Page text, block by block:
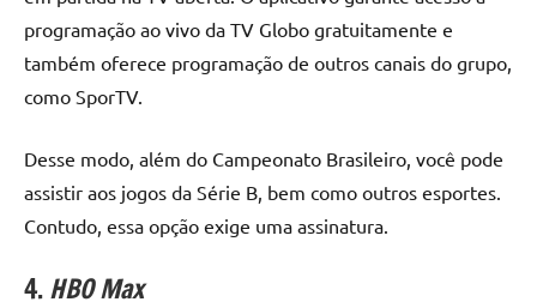
programação ao vivo da TV Globo gratuitamente e
também oferece programação de outros canais do grupo,
como SporTV.
Desse modo, além do Campeonato Brasileiro, você pode
assistir aos jogos da Série B, bem como outros esportes.
Contudo, essa opção exige uma assinatura.
4.HBO Max